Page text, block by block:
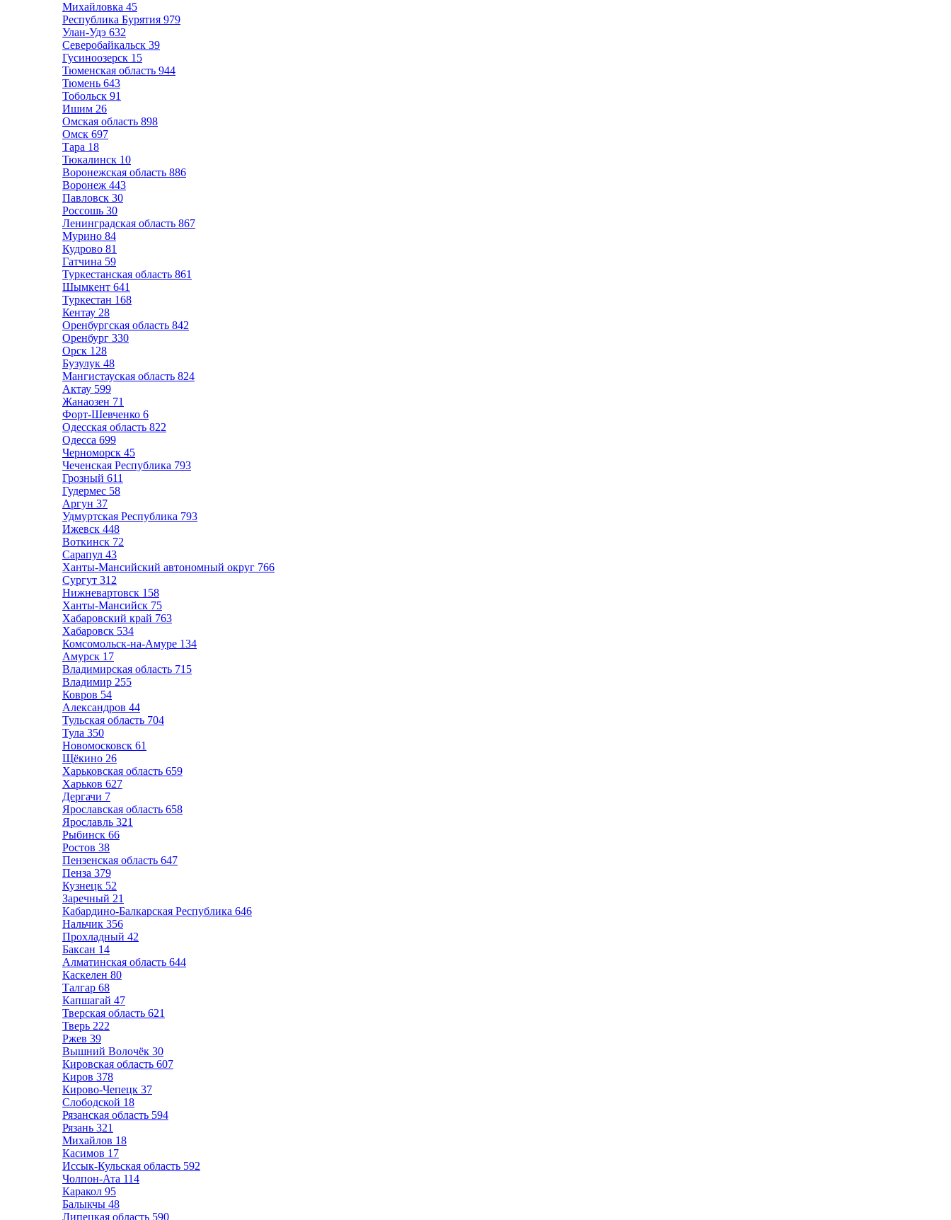
Михайловка 45
Республика Бурятия 979
Улан-Удэ 632
Северобайкальск 39
Гусиноозерск 15
Тюменская область 944
Тюмень 643
Тобольск 91
Ишим 26
Омская область 898
Омск 697
Тара 18
Тюкалинск 10
Воронежская область 886
Воронеж 443
Павловск 30
Россошь 30
Ленинградская область 867
Мурино 84
Кудрово 81
Гатчина 59
Туркестанская область 861
Шымкент 641
Туркестан 168
Кентау 28
Оренбургская область 842
Оренбург 330
Орск 128
Бузулук 48
Мангистауская область 824
Актау 599
Жанаозен 71
Форт-Шевченко 6
Одесская область 822
Одесса 699
Черноморск 45
Чеченская Республика 793
Грозный 611
Гудермес 58
Аргун 37
Удмуртская Республика 793
Ижевск 448
Воткинск 72
Сарапул 43
Ханты-Мансийский автономный округ 766
Сургут 312
Нижневартовск 158
Ханты-Мансийск 75
Хабаровский край 763
Хабаровск 534
Комсомольск-на-Амуре 134
Амурск 17
Владимирская область 715
Владимир 255
Ковров 54
Александров 44
Тульская область 704
Тула 350
Новомосковск 61
Щёкино 26
Харьковская область 659
Харьков 627
Дергачи 7
Ярославская область 658
Ярославль 321
Рыбинск 66
Ростов 38
Пензенская область 647
Пенза 379
Кузнецк 52
Заречный 21
Кабардино-Балкарская Республика 646
Нальчик 356
Прохладный 42
Баксан 14
Алматинская область 644
Каскелен 80
Талгар 68
Капшагай 47
Тверская область 621
Тверь 222
Ржев 39
Вышний Волочёк 30
Кировская область 607
Киров 378
Кирово-Чепецк 37
Слободской 18
Рязанская область 594
Рязань 321
Михайлов 18
Касимов 17
Иссык-Кульская область 592
Чолпон-Ата 114
Каракол 95
Балыкчы 48
Липецкая область 590